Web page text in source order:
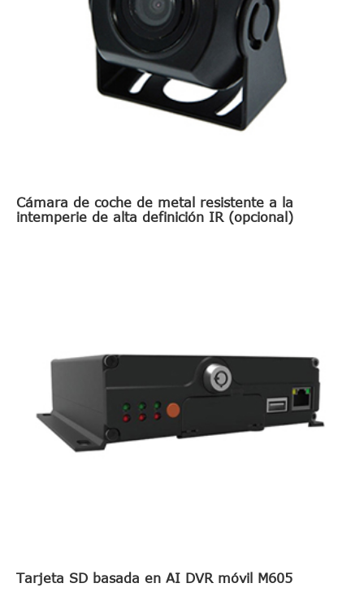
Cámara de coche de metal resistente a la
intemperie de alta definición IR (opcional)
Tarjeta SD basada en AI DVR móvil M605